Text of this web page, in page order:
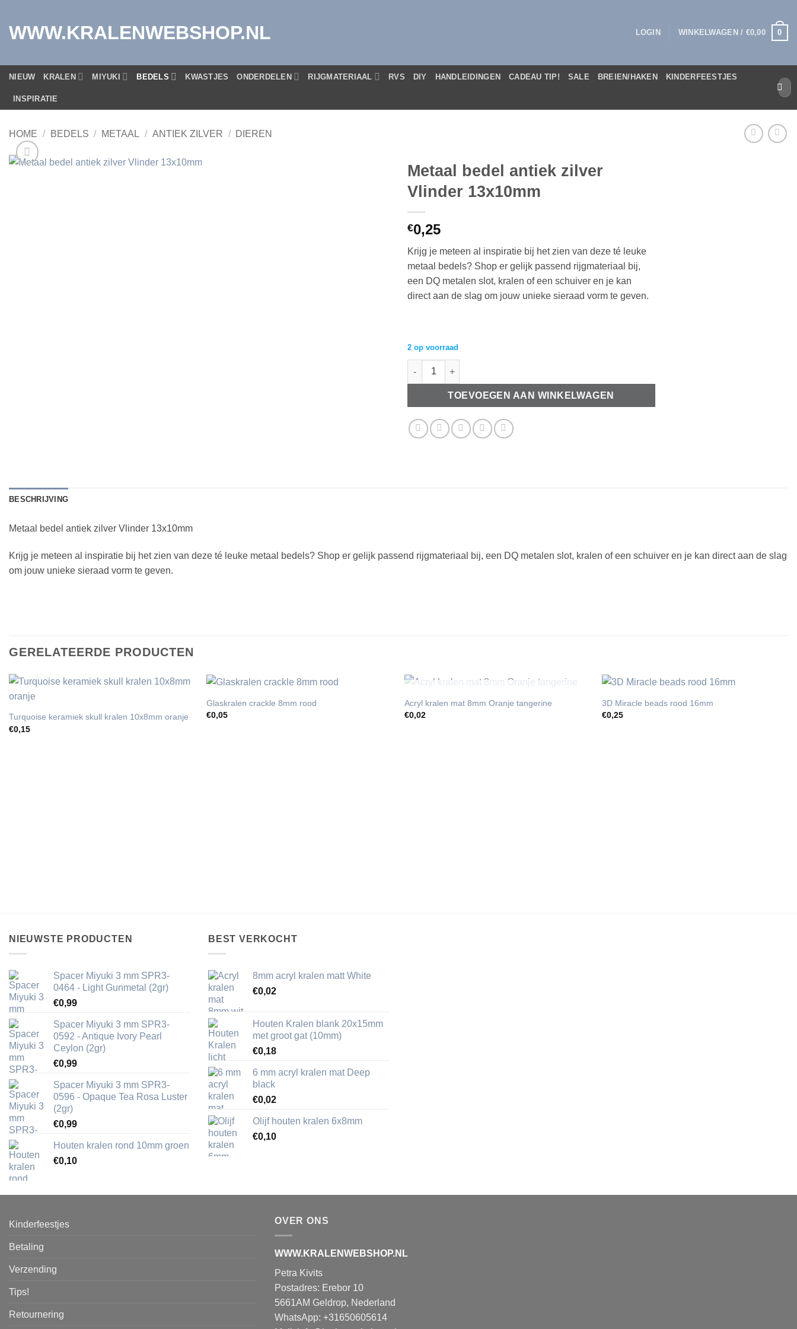
inhoud
WWW.KRALENWEBSHOP.NL LOGIN WINKELWAGEN / €0,00 0
NIEUW KRALEN MIYUKI BEDELS KWASTJES ONDERDELEN RIJGMATERIAAL RVS DIY HANDLEIDINGEN CADEAU TIP! SALE BREIEN/HAKEN KINDERFEESTJES
INSPIRATIE
naar:
HOME / BEDELS / METAAL / ANTIEK ZILVER / DIEREN
Metaal bedel antiek zilver
Vlinder 13x10mm
€0,25
Krijg je meteen al inspiratie bij het zien van deze té leuke
metaal bedels? Shop er gelijk passend rijgmateriaal bij,
een DQ metalen slot, kralen of een schuiver en je kan
direct aan de slag om jouw unieke sieraad vorm te geven.
2 op voorraad
Metaal bedel antiek zilver Vlinder 13x10mm aantal
TOEVOEGEN AAN WINKELWAGEN
BESCHRIJVING
Metaal bedel antiek zilver Vlinder 13x10mm
Krijg je meteen al inspiratie bij het zien van deze té leuke metaal bedels? Shop er gelijk passend rijgmateriaal bij, een DQ metalen slot, kralen of een schuiver en je kan direct aan de slag
om jouw unieke sieraad vorm te geven.
GERELATEERDE PRODUCTEN
Turquoise keramiek skull kralen 10x8mm oranje
€0,15
Glaskralen crackle 8mm rood
€0,05
UITVERKOCHT
Acryl kralen mat 8mm Oranje tangerine
€0,02
3D Miracle beads rood 16mm
€0,25
NIEUWSTE PRODUCTEN
Spacer Miyuki 3 mm SPR3-
0464 - Light Gunmetal (2gr)
€0,99
Spacer Miyuki 3 mm SPR3-
0592 - Antique Ivory Pearl
Ceylon (2gr)
€0,99
Spacer Miyuki 3 mm SPR3-
0596 - Opaque Tea Rosa Luster
(2gr)
€0,99
Houten kralen rond 10mm groen
€0,10
BEST VERKOCHT
8mm acryl kralen matt White
€0,02
Houten Kralen blank 20x15mm
met groot gat (10mm)
€0,18
6 mm acryl kralen mat Deep
black
€0,02
Olijf houten kralen 6x8mm
€0,10
Kinderfeestjes
Betaling
Verzending
Tips!
Retournering
OVER ONS
WWW.KRALENWEBSHOP.NL
Petra Kivits
Postadres: Erebor 10
5661AM Geldrop, Nederland
WhatsApp: +31650605614